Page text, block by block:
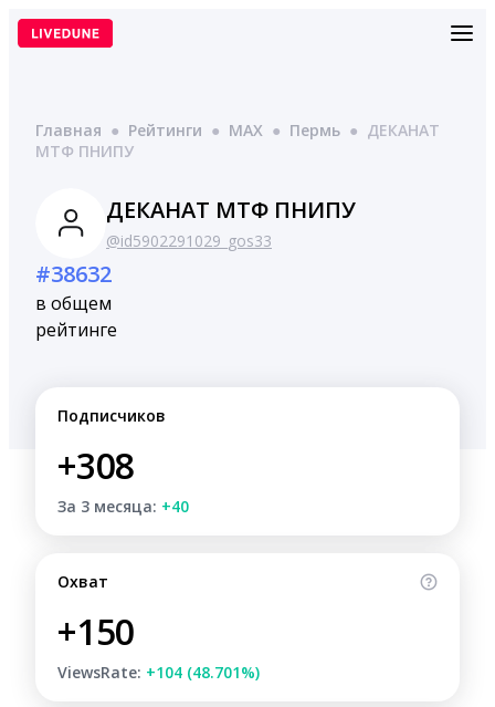
Перейти
Главная ● Рейтинги ● MAX ● Пермь ● ДЕКАНАТ
МТФ ПНИПУ
ДЕКАНАТ МТФ ПНИПУ
@id5902291029_gos33
#38632
в общем
рейтинге
Подписчиков
+308
За 3 месяца: +40
Охват
+150
ViewsRate: +104 (48.701%)